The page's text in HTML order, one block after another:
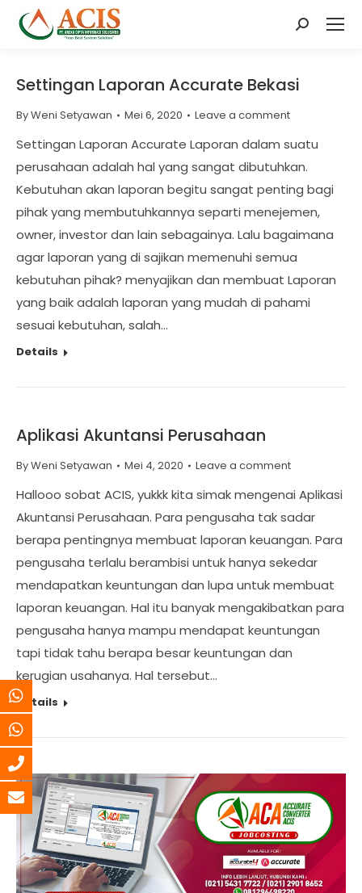
Search:
Settingan Laporan Accurate Bekasi
ByWeni Setyawan Mei 6, 2020 Leave a comment
Settingan Laporan Accurate Laporan dalam suatu
perusahaan adalah hal yang sangat dibutuhkan.
Kebutuhan akan laporan begitu sangat penting bagi
pihak yang membutuhkannya separti menejemen,
owner, investor dan lain sebagainya. Lalu bagaimana
agar laporan yang di sajikan memenuhi semua
kebutuhan pihak? menyajikan dan membuat Laporan
yang baik adalah laporan yang mudah di pahami
sesuai kebutuhan, salah…
Details
Aplikasi Akuntansi Perusahaan
ByWeni Setyawan Mei 4, 2020 Leave a comment
Hallooo sobat ACIS, yukkk kita simak mengenai Aplikasi
Akuntansi Perusahaan. Para pengusaha tak sadar
berapa pentingnya membuat laporan keuangan. Para
pengusaha terlalu berambisi untuk hanya sekedar
mendapatkan keuntungan dan lupa untuk membuat
laporan keuangan. Hal itu banyak mengakibatkan para
pengusaha hanya mampu mendapat keuntungan
tapi tidak tahu berapa besar keuntungan dan
kerugian usahanya. Hal tersebut…
Details